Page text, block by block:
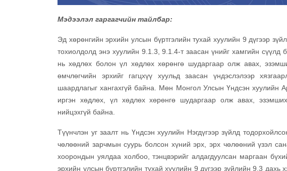
Мэдээлэл гаргагчийн тайлбар:
Эд хөрөнгийн эрхийн улсын бүртгэлийн тухай хуулийн 9 дүгээр
тохиолдолд энэ хуулийн 9.1.3, 9.1.4-т заасан үнийг хамгийн сүүлд
нь хөдлөх болон үл хөдлөх хөрөнгө шударгаар олж авах,
өмчлөгчийн эрхийг гагцхүү хуульд заасан үндэслэлээр
шаардлагыг хангахгүй байна. Мөн Монгол Улсын Үндсэн хуулийн
иргэн хөдлөх, үл хөдлөх хөрөнгө шударгаар олж авах,
нийцэхгүй байна.
Түүнчлэн уг заалт нь Үндсэн хуулийн Нэгдүгээр зүйлд
чөлөөний зарчмын суурь болсон хүний эрх, эрх чөлөөний үзэл
хоорондын уялдаа холбоо, тэнцвэрийг алдагдуулсан маргаан
эрхийн улсын бүртгэлийн тухай хуулийн 9 дүгээр зүйлийн 9.3 дахь